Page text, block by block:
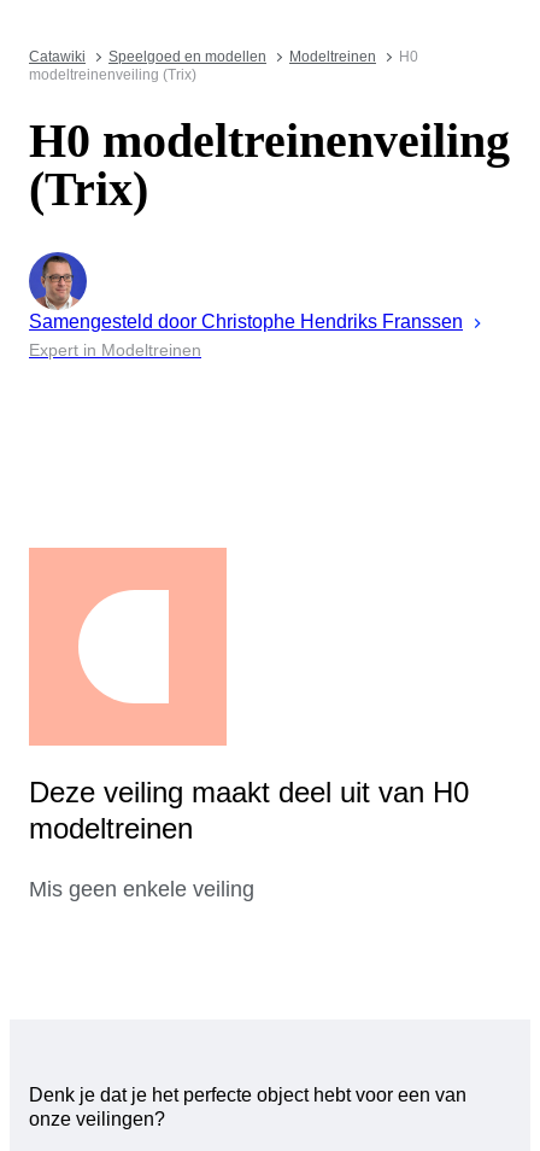
Catawiki Speelgoed en modellen Modeltreinen
H0
modeltreinenveiling (Trix)
H0 modeltreinenveiling
(Trix)
Samengesteld door Christophe Hendriks Franssen
Expert in Modeltreinen
Deze veiling maakt deel uit van H0
modeltreinen
Mis geen enkele veiling
Denk je dat je het perfecte object hebt voor een van
onze veilingen?